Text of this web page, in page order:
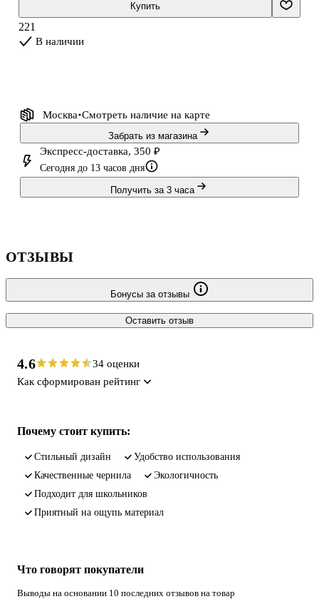
Купить
221
В наличии
Москва Смотреть наличие на карте
Забрать из магазина
Экспресс-доставка, 350 ₽
Сегодня до 13 часов дня
Получить за 3 часа
ОТЗЫВЫ
Бонусы за отзывы
Оставить отзыв
4.6
34 оценки
Как сформирован рейтинг
Почему стоит купить:
стильный дизайн
удобство использования
качественные чернила
экологичность
подходит для школьников
приятный на ощупь материал
Что говорят покупатели
Выводы на основании 10 последних отзывов на товар